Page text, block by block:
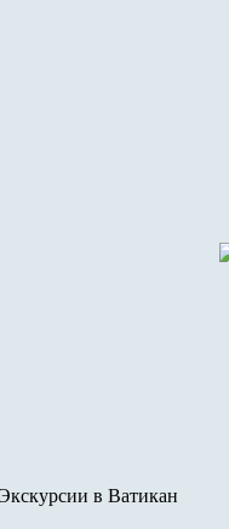
Экскурсии в Ватикан